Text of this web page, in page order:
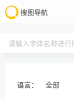
语言： 全部